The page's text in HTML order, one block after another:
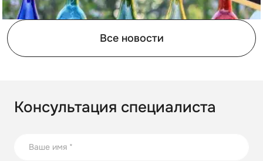
21.08.2023
бутылок
Все новости
Консультация специалиста